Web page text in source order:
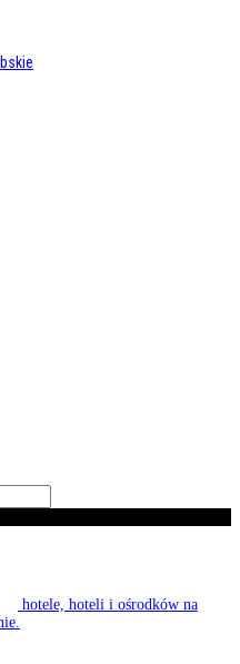
hotele, hoteli i ośrodków na